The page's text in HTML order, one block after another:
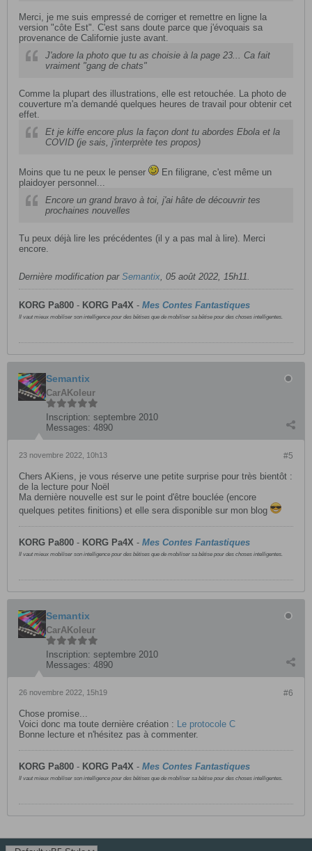
Merci, je me suis empressé de corriger et remettre en ligne la
version "côte Est". C'est sans doute parce que j'évoquais sa
provenance de Californie juste avant.
J'adore la photo que tu as choisie à la page 23... Ca fait
vraiment "gang de chats"
Comme la plupart des illustrations, elle est retouchée. La photo de
couverture m'a demandé quelques heures de travail pour obtenir cet
effet.
Et je kiffe encore plus la façon dont tu abordes Ebola et la
COVID (je sais, j'interprète tes propos)
Moins que tu ne peux le penser
En filigrane, c'est même un
plaidoyer personnel...
Encore un grand bravo à toi, j'ai hâte de découvrir tes
prochaines nouvelles
Tu peux déjà lire les précédentes (il y a pas mal à lire). Merci
encore.
Dernière modification par Semantix, 05 août 2022, 15h11.
KORG Pa800 - KORG Pa4X - Mes Contes Fantastiques
Il vaut mieux mobiliser son intelligence pour des bêtises que de mobiliser sa bêtise pour des choses intelligentes.
Semantix
CarAKoleur
Inscription: septembre 2010
Messages: 4890
#5
23 novembre 2022, 10h13
Chers AKiens, je vous réserve une petite surprise pour très bientôt :
de la lecture pour Noël
Ma dernière nouvelle est sur le point d'être bouclée (encore
quelques petites finitions) et elle sera disponible sur mon blog
KORG Pa800 - KORG Pa4X - Mes Contes Fantastiques
Il vaut mieux mobiliser son intelligence pour des bêtises que de mobiliser sa bêtise pour des choses intelligentes.
Semantix
CarAKoleur
Inscription: septembre 2010
Messages: 4890
#6
26 novembre 2022, 15h19
Chose promise...
Voici donc ma toute dernière création : Le protocole C
Bonne lecture et n'hésitez pas à commenter.
KORG Pa800 - KORG Pa4X - Mes Contes Fantastiques
Il vaut mieux mobiliser son intelligence pour des bêtises que de mobiliser sa bêtise pour des choses intelligentes.